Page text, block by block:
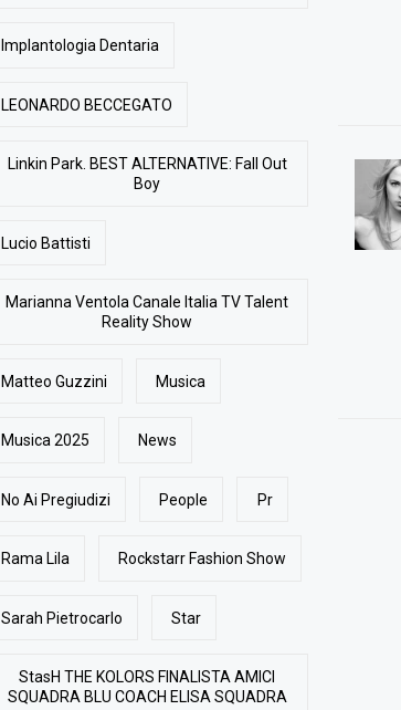
Implantologia Dentaria
LEONARDO BECCEGATO
Linkin Park. BEST ALTERNATIVE: Fall Out
Boy
Lucio Battisti
Marianna Ventola Canale Italia TV Talent
Reality Show
Matteo Guzzini Musica
Musica 2025 News
No Ai Pregiudizi People Pr
Rama Lila Rockstarr Fashion Show
Sarah Pietrocarlo Star
StasH THE KOLORS FINALISTA AMICI
SQUADRA BLU COACH ELISA SQUADRA